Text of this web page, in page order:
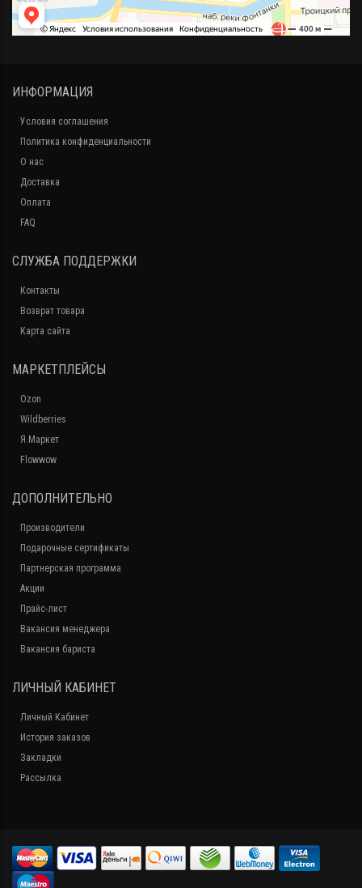
ИНФОРМАЦИЯ
Условия соглашения
Политика конфиденциальности
О нас
Доставка
Оплата
FAQ
СЛУЖБА ПОДДЕРЖКИ
Контакты
Возврат товара
Карта сайта
МАРКЕТПЛЕЙСЫ
Ozon
Wildberries
Я.Маркет
Flowwow
ДОПОЛНИТЕЛЬНО
Производители
Подарочные сертификаты
Партнерская программа
Акции
Прайс-лист
Вакансия менеджера
Вакансия бариста
ЛИЧНЫЙ КАБИНЕТ
Личный Кабинет
История заказов
Закладки
Рассылка